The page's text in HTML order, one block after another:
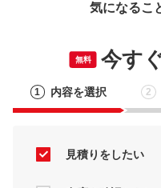
気になるこ
無料 今す
1 内容を選択 2
見積りをしたい